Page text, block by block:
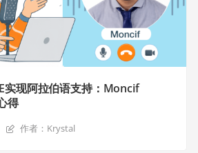
实现阿拉伯语支持：Moncif
得
作者：Krystal